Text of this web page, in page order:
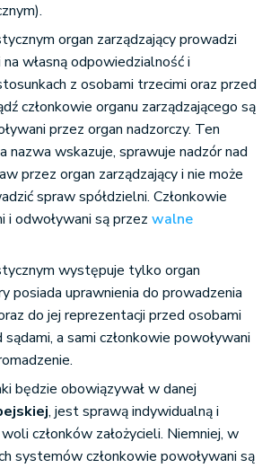
organ zarządzający prowadzi
własną odpowiedzialność i
z osobami trzecimi oraz przed
członkowie organu zarządzającego są
przez organ nadzorczy. Ten
nazwa wskazuje, sprawuje nadzór nad
przez organ zarządzający i nie może
spraw spółdzielni. Członkowie
i odwoływani są przez walne
występuje tylko organ
posiada uprawnienia do prowadzenia
do jej reprezentacji przed osobami
a sami członkowie powoływani
będzie obowiązywał w danej
, jest sprawą indywidualną i
członków założycieli. Niemniej, w
systemów członkowie powoływani są